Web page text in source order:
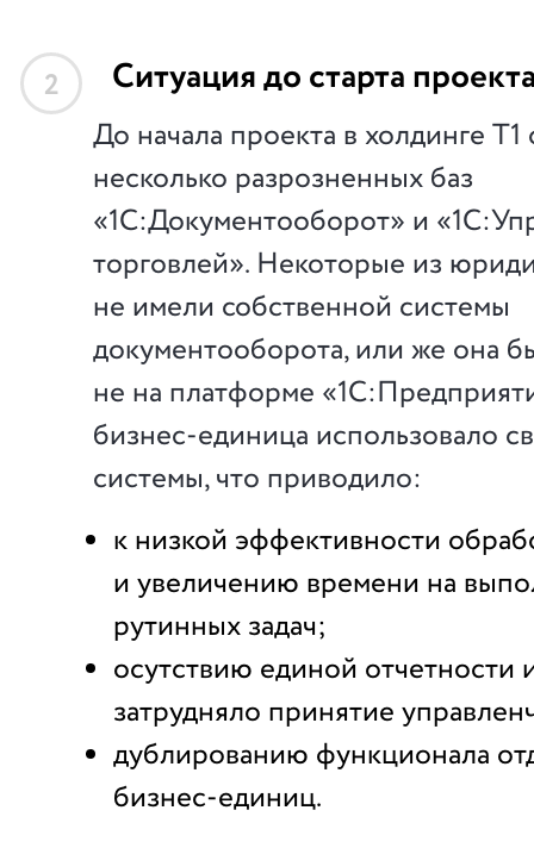
2 Ситуация до старта
До начала проекта в холдинге
несколько разрозненных баз
«1С:Документооборот» и
торговлей». Некоторые из
не имели собственной системы
документооборота, или же она
не на платформе
бизнес-единица использовало
системы, что приводило:
к низкой эффективности
и увеличению времени на
рутинных задач;
осутствию единой отчетности
затрудняло принятие
дублированию функционала
бизнес-единиц.